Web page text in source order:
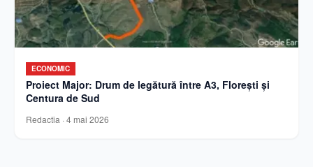
ECONOMIC
Proiect Major: Drum de legătură între A3, Florești și
Centura de Sud
Redactia · 4 mai 2026